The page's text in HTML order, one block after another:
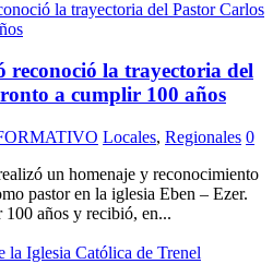
reconoció la trayectoria del
a cumplir 100 años
Locales, Regionales 0
un homenaje y reconocimiento
pastor en la iglesia Eben – Ezer.
años y recibió, en...